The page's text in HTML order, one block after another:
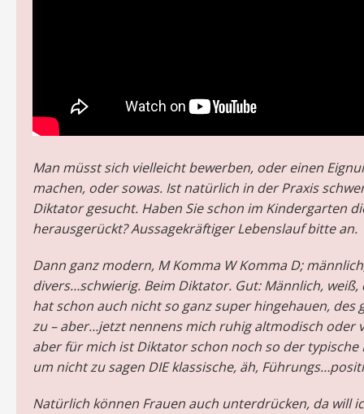
Man müsst sich vielleicht bewerben, oder einen
machen, oder sowas. Ist natürlich in der Praxis
Diktator gesucht. Haben Sie schon im Kindergarten
herausgerückt? Aussagekräftiger Lebenslauf bitte an.
Dann ganz modern, M Komma W Komma D;
divers…schwierig. Beim Diktator. Gut: Männlich, weiß,
hat schon auch nicht so ganz super hingehauen, des
zu – aber…jetzt nennens mich ruhig altmodisch oder
aber für mich ist Diktator schon noch so der typische
um nicht zu sagen DIE klassische, äh,
Natürlich können Frauen auch unterdrücken, da will